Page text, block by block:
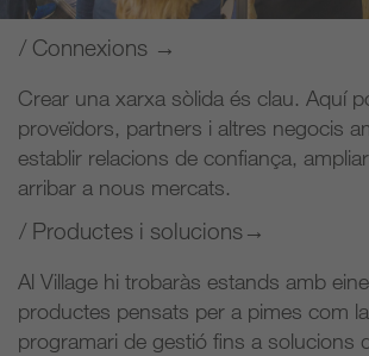
/ Connexions →
Crear una xarxa sòlida és clau. Aquí
proveïdors, partners i altres negocis
establir relacions de confiança,
arribar a nous mercats.
/ Productes i solucions→
Al Village hi trobaràs estands amb
productes pensats per a pimes com
programari de gestió fins a solucions